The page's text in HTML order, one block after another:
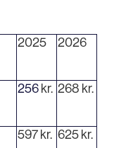
2025 2026
256 kr. 268 kr.
597 kr. 625 kr.